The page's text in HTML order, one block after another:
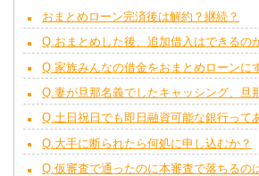
おまとめローン完済後は解約？継続？
Q.おまとめした後、追加借入はできるの
Q.家族みんなの借金をおまとめローンに
Q.妻が旦那名義でしたキャッシング、旦
Q.土日祝日でも即日融資可能な銀行って
Q.大手に断られたら何処に申し込むか？
Q.仮審査で通ったのに本審査で落ちるの